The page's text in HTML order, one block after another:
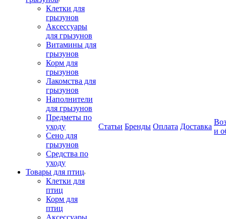
Клетки для
грызунов
Аксессуары
для грызунов
Витамины для
грызунов
Корм для
грызунов
Лакомства для
грызунов
Наполнители
для грызунов
Предметы по
уходу
Сено для
грызунов
Средства по
уходу
Товары для птиц
Клетки для
птиц
Корм для
птиц
Аксессуары
Статьи Бренды Оплата Доставка
и